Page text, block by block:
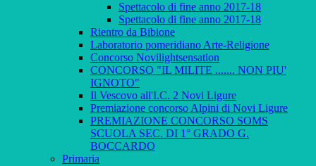
Spettacolo di fine anno 2017-18
Spettacolo di fine anno 2017-18
Rientro da Bibione
Laboratorio pomeridiano Arte-Religione
Concorso Novilightsensation
CONCORSO "IL MILITE ....... NON PIU'
IGNOTO"
Il Vescovo all'I.C. 2 Novi Ligure
Premiazione concorso Alpini di Novi Ligure
PREMIAZIONE CONCORSO SOMS
SCUOLA SEC. DI 1° GRADO G.
BOCCARDO
Primaria